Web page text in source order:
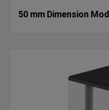
50 mm Dimension